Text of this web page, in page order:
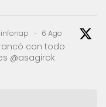
· 6 Ago
con todo
@asagirok